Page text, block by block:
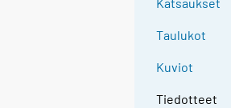
Katsaukset
Taulukot
Kuviot
Tiedotteet